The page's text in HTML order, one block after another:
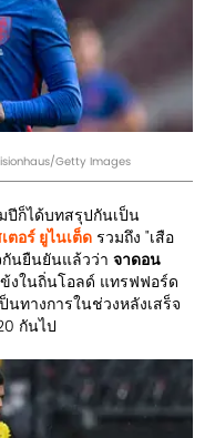
Getty Images
ปีก็ได้บทสรุปกันเป็น
ตอร์ ยูไนเต็ด รวมถึง "เสือ
นยืนยันแล้วว่า จาดอน
งในถิ่นโอลด์ แทรฟฟอร์ด
นทางการในช่วงหลังเสร็จ
กันไป